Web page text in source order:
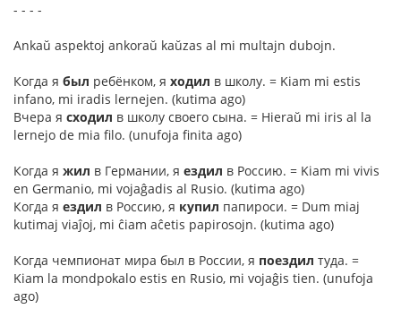
- - - -
Ankaŭ aspektoj ankoraŭ kaŭzas al mi multajn dubojn.
Когда я был ребёнком, я ходил в школу. = Kiam mi estis
infano, mi iradis lernejen. (kutima ago)
Вчера я сходил в школу своего сына. = Hieraŭ mi iris al la
lernejo de mia filo. (unufoja finita ago)
Когда я жил в Германии, я ездил в Россию. = Kiam mi vivis
en Germanio, mi vojaĝadis al Rusio. (kutima ago)
Когда я ездил в Россию, я купил папироси. = Dum miaj
kutimaj viaĵoj, mi ĉiam aĉetis papirosojn. (kutima ago)
Когда чемпионат мира был в России, я поездил туда. =
Kiam la mondpokalo estis en Rusio, mi vojaĝis tien. (unufoja
ago)